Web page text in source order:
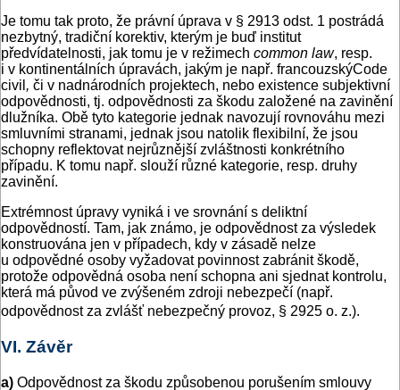
Je tomu tak proto, že právní úprava v § 2913 odst. 1 postrádá
nezbytný, tradiční korektiv, kterým je buď institut
předvídatelnosti, jak tomu je v režimech common law, resp.
i v kontinentálních úpravách, jakým je např. francouzskýCode
civil , či v nadnárodních projektech, nebo existence subjektivní
odpovědnosti, tj. odpovědnosti za škodu založené na zavinění
dlužníka. Obě tyto kategorie jednak navozují rovnováhu mezi
smluvními stranami, jednak jsou natolik flexibilní, že jsou
schopny reflektovat nejrůznější zvláštnosti konkrétního
případu. K tomu např. slouží různé kategorie, resp. druhy
zavinění.
Extrémnost úpravy vyniká i ve srovnání s deliktní
odpovědností. Tam, jak známo, je odpovědnost za výsledek
konstruována jen v případech, kdy v zásadě nelze
u odpovědné osoby vyžadovat povinnost zabránit škodě,
protože odpovědná osoba není schopna ani sjednat kontrolu,
která má původ ve zvýšeném zdroji nebezpečí (např.
odpovědnost za zvlášť nebezpečný provoz, § 2925 o. z.).
VI. Závěr
a) Odpovědnost za škodu způsobenou porušením smlouvy